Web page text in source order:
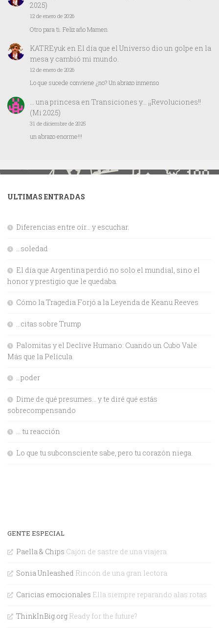
2025)
12 de enero de 2026
Otro para ti. Feliz año Mamen
KATREyuken El día que el Universo dio un golpe en la
mesa y cambió mi mundo.
12 de enero de 2026
Lo que sucede conviene ¿no? Un abrazo inmenso
… una princesa en Transiciones y… ¡¡Revoluciones!!
(Mi 2025)
31 de diciembre de 2025
un abrazo enorme!!!
ULTIMAS ENTRADAS
Diferencias entre oír… y escuchar.
…soledad
El día que Argentina perdió no solo el mundial, sino el
honor y prestigio que le quedaba.
Cómo la Tragedia Forjó a la Leyenda de Keanu Reeves
…citas sobre Trump
Palomitas y el Declive Humano: Cuando un Cubo Vale
Más que la Película
…poder
Dime de qué presumes… y te diré qué estás
sobrecompensando
… tu reacción
Lo que tu subconsciente sabe, pero tu corazón niega.
GENTE ESPECIAL
Paella & Chips Cajón de sastre de una viajera
Sonia Unleashed Rincón de una gran lectora
Caricias emocionales Ella siempre reparando alas rotas
ThinkInBig.org Ready for the future?